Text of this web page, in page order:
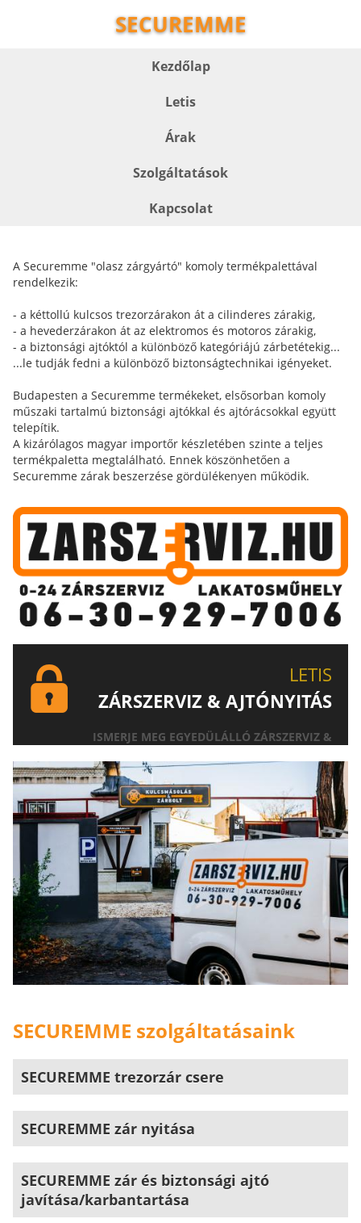
SECUREMME
Kezdőlap
Letis
Árak
Szolgáltatások
Kapcsolat
A Securemme "olasz zárgyártó" komoly termékpalettával
rendelkezik:
- a kéttollú kulcsos trezorzárakon át a cilinderes zárakig,
- a hevederzárakon át az elektromos és motoros zárakig,
- a biztonsági ajtóktól a különböző kategóriájú zárbetétekig...
...le tudják fedni a különböző biztonságtechnikai igényeket.
Budapesten a Securemme termékeket, elsősorban komoly
műszaki tartalmú biztonsági ajtókkal és ajtórácsokkal együtt
telepítik.
A kizárólagos magyar importőr készletében szinte a teljes
termékpaletta megtalálható. Ennek köszönhetően a
Securemme zárak beszerzése gördülékenyen működik.
LETIS
ZÁRSZERVIZ & AJTÓNYITÁS
ISMERJE MEG EGYEDÜLÁLLÓ ZÁRSZERVIZ &
SECUREMME szolgáltatásaink
SECUREMME trezorzár csere
SECUREMME zár nyitása
SECUREMME zár és biztonsági ajtó
javítása/karbantartása